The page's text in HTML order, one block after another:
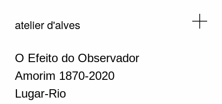
atelier d'alves
O Efeito do Observador
Amorim 1870-2020
Lugar-Rio